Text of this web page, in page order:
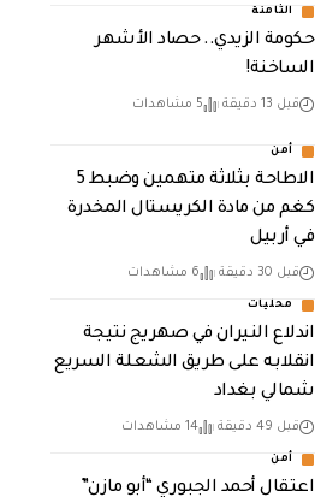
الثامنة
حكومة الزيدي.. حصاد الأشهر
الساخنة!
قبل 13 دقيقة 5 مشاهدات
أمن
الاطاحة بثلاثة متهمين وضبط 5
كغم من مادة الكريستال المخدرة ​
في أربيل
قبل 30 دقيقة 6 مشاهدات
محليات
اندلاع النيران في صهريج نتيجة
انقلابه على طريق الشعلة السريع
شمالي بغداد
قبل 49 دقيقة 14 مشاهدات
أمن
اعتقال أحمد الجبوري “أبو مازن”